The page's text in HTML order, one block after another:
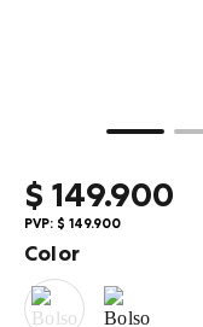
$ 149.900
PVP: $ 149.900
Color